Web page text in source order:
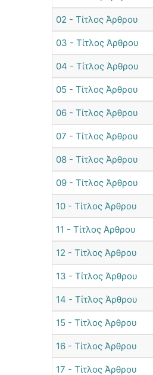
02 - Τίτλος Άρθρου
03 - Τίτλος Άρθρου
04 - Τίτλος Άρθρου
05 - Τίτλος Άρθρου
06 - Τίτλος Άρθρου
07 - Τίτλος Άρθρου
08 - Τίτλος Άρθρου
09 - Τίτλος Άρθρου
10 - Τίτλος Άρθρου
11 - Τίτλος Άρθρου
12 - Τίτλος Άρθρου
13 - Τίτλος Άρθρου
14 - Τίτλος Άρθρου
15 - Τίτλος Άρθρου
16 - Τίτλος Άρθρου
17 - Τίτλος Άρθρου